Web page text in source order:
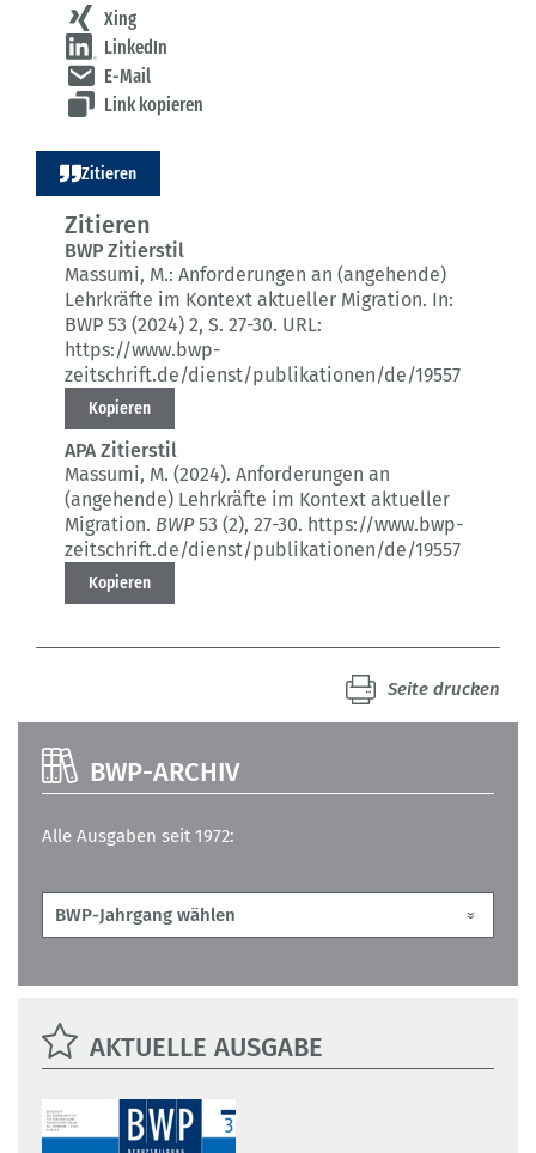
Xing
LinkedIn
E-Mail
Link kopieren
Zitieren
Zitieren
BWP Zitierstil
Massumi, M.: Anforderungen an (angehende)
Lehrkräfte im Kontext aktueller Migration. In:
BWP 53 (2024) 2, S. 27-30. URL:
https://www.bwp-
zeitschrift.de/dienst/publikationen/de/19557
Kopieren
APA Zitierstil
Massumi, M. (2024). Anforderungen an
(angehende) Lehrkräfte im Kontext aktueller
Migration. BWP53 (2), 27-30. https://www.bwp-
zeitschrift.de/dienst/publikationen/de/19557
Kopieren
Seite drucken
BWP-ARCHIV
Alle Ausgaben seit 1972:
AKTUELLE AUSGABE